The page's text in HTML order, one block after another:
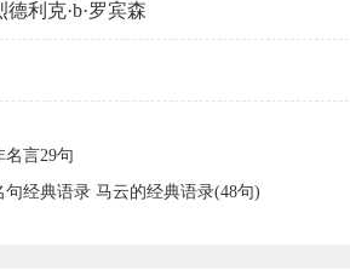
利克·b·罗宾森
名言29句
句经典语录 马云的经典语录(48句)